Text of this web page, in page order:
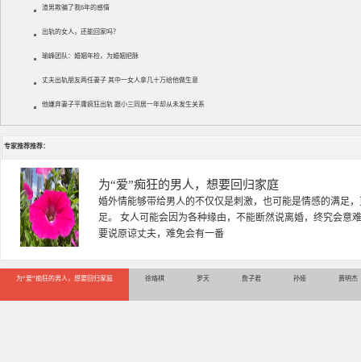
渣男欺骗了我6年的感情
出轨的女人，还能回家吗？
瑜峰团队：婚姻年检，为婚姻把脉
丈夫出轨朋友两任妻子 其中一女人拿几十万给他做生意
他嫌弃妻子平庸疯狂出轨 跟小三同居一年却从未发生关系
专家推荐推荐：
徐珞棋
徐珞棋，婚姻家庭咨询师，毕业于重庆师范大学心理学专业
多年，对婚姻情感分析、恋爱择偶、夫妻关系，情感挽回、
千小时，积累了丰富的咨
为“爱”痴狂的男人，想要回归家庭 徐珞棋 罗天 詹子君 孙娅 黄明杰